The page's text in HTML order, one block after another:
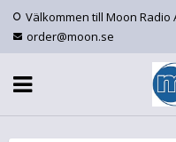
Välkommen till Moon Radio
order@moon.se